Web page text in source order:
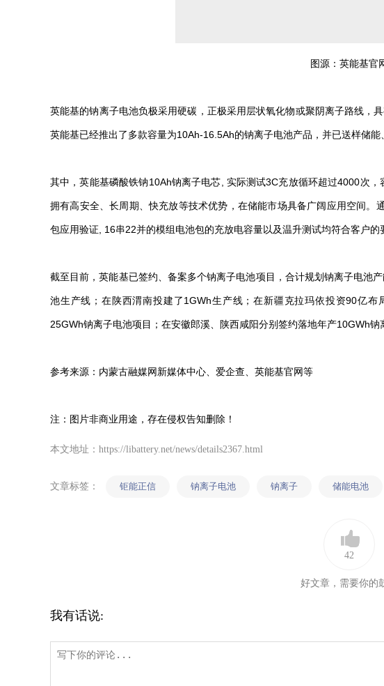
图源： 英能基官
英能基的钠离子电池负极采用硬碳，正极采用层状氧化物或聚阴离子路线，
英能基已经推出了多款容量为10Ah-16.5Ah的钠离子电池产品，并已送样储能
其中，英能基磷酸铁钠10Ah钠离子电芯, 实际测试3C充放循环超过4000次
拥有高安全、长周期、快充放等技术优势，在储能市场具备广阔应用空间。
包应用验证, 16串22并的模组电池包的充放电容量以及温升测试均符合客户的
截至目前，英能基已签约、备案多个钠离子电池项目，合计规划钠离子电池
池生产线；在陕西渭南投建了1GWh生产线；在新疆克拉玛依投资90亿
25GWh钠离子电池项目；在安徽郎溪、陕西咸阳分别签约落地年产10GWh钠
参考来源：内蒙古融媒网新媒体中心、爱企查、 英能基官网等
注：图片非商业用途，存在侵权告知删除！
本文地址：https://libattery.net/news/details2367.html
文章标签： 钜能正信 钠离子电池 钠离子 储能电池
42
好文章，需要你的
我有话说: